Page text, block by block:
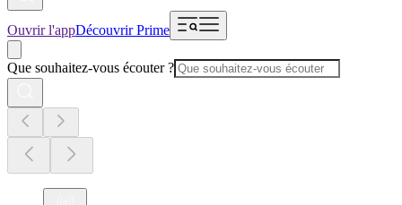
Ouvrir l'appDécouvrir Prime
Que souhaitez-vous écouter ?